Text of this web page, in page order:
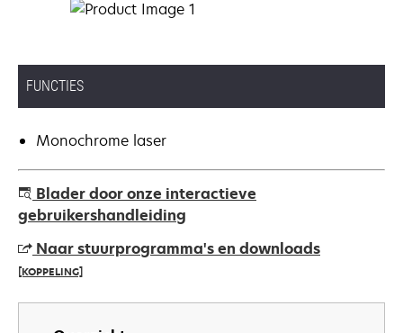
FUNCTIES
Monochrome laser
Blader door onze interactieve
gebruikershandleiding
Naar stuurprogramma's en downloads
[KOPPELING]
opens